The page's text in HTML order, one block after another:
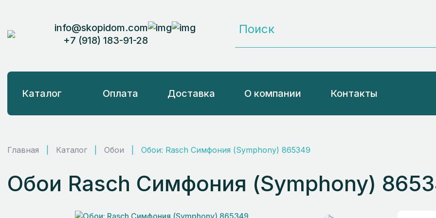
info@skopidom.com
+7 (918) 183-91-28
Каталог Оплата Доставка О компании Контакты
Главная Каталог Обои Обои: Rasch Симфония (Symphony) 865349
Обои Rasch Симфония (Symphony)